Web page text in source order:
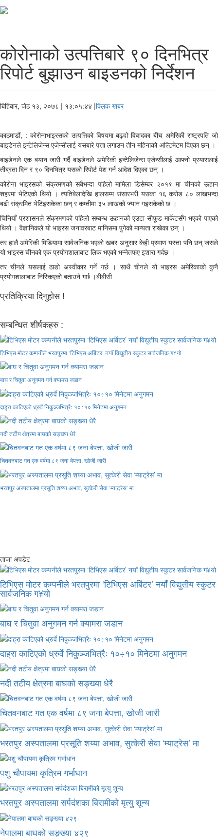
कोरोनाको उत्पत्तिबारे ९० दिनभित्र
रिपोर्ट बुझाउन बाइडनको निर्देशन
बिहिबार, जेठ १३, २०७८ | १३:०५:४४ |क्लिक खबर
काठमाडौं, : कोरोनाभाइरसको उत्पत्तिको विषयमा बढ्दो विवादका बीच अमेरिकी राष्ट्रपति जो
बाइडेनले इन्टेलिजेन्स एजेन्सीलाई यसबारे पत्ता लगाउन तीन महिनाको अल्टिमेटम दिएका छन् ।
बाइडेनले एक बयान जारी गर्दै बाइडेनले अमेरिकी इन्टेलिजेन्स एजेन्सीलाई आफ्नो प्रयासलाई
तीब्रता दिन र ९० दिनभित्र यसको रिपोर्ट पेश गर्न आदेश दिएका छन् ।
कोरोना भाइरसको संक्रमणको सबैभन्दा पहिलो मामिला डिसेम्बर २०१९ मा चीनको ऊहान
शहरमा भेटिएको थियो । त्यतिबेलादेखि हालसम्म संसारभरी यसका १६ करोड ८० लाखभन्दा
बढी संक्रमित भेटिइसकेका छन् र कम्तीमा ३५ लाखको ज्यान गइसकेको छ ।
चिनियाँ प्रशासनले संक्रमणको पहिलो सम्बन्ध ऊहानको एउटा सीफूड मार्केटसँग भएको पाएको
थियो । वैज्ञानिकले यो भाइरस जनावरबाट मानिसमा पुगेको मान्यता राखेका छन् ।
तर हालै अमेरिकी मिडियामा सार्वजनिक भएको खबर अनुसार केही प्रमाण यस्ता पनि छन् जसले
यो भाइरस चीनको एक प्रयोगशालाबाट लिक भएको भन्नेतफए इशारा गर्दछ ।
तर चीनले यसलाई ठाडो अस्वीकार गर्ने गर्छ । साथै चीनले यो भाइरस अमेरिकाको कुनै
प्रयोगशालाबाट निस्किएको बताउने गर्छ ।बीबीसी
प्रतिक्रिया दिनुहोस !
सम्बन्धित शीर्षकहरु :
टिभिएस मोटर कम्पनीले भरतपुरमा ‘टिभिएस अर्बिटर’ नयाँ विद्युतीय स्कुटर सार्वजनिक ग¥यो
बाघ र चितुवा अनुगमन गर्न क्यामरा जडान
दाह्रा काटिएको ध्रुर्वे निकुञ्जभित्रैः १०÷१० मिनेटमा अनुगमन
नदी तटीय क्षेत्रमा बाघको सङ्ख्या धेरै
चितवनबाट गत एक वर्षमा ८९ जना बेपत्ता, खोजी जारी
भरतपुर अस्पतालमा प्रसूति शय्या अभाव, सुत्केरी सेवा ‘म्याट्रेस’ मा
ताजा अपडेट
टिभिएस मोटर कम्पनीले भरतपुरमा ‘टिभिएस अर्बिटर’ नयाँ विद्युतीय स्कुटर
सार्वजनिक ग¥यो
बाघ र चितुवा अनुगमन गर्न क्यामरा जडान
दाह्रा काटिएको ध्रुर्वे निकुञ्जभित्रैः १०÷१० मिनेटमा अनुगमन
नदी तटीय क्षेत्रमा बाघको सङ्ख्या धेरै
चितवनबाट गत एक वर्षमा ८९ जना बेपत्ता, खोजी जारी
भरतपुर अस्पतालमा प्रसूति शय्या अभाव, सुत्केरी सेवा ‘म्याट्रेस’ मा
पशु चौपायमा कृत्रिम गर्भाधान
भरतपुर अस्पतालमा सर्पदंशका बिरामीको मृत्यु शून्य
नेपालमा बाघको सङ्ख्या ४२९